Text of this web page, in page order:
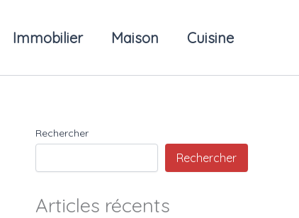
Immobilier Maison Cuisine
Rechercher
Rechercher
Articles récents